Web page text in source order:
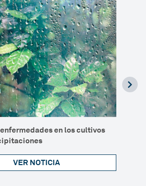
en los cultivos
VER NOTICIA